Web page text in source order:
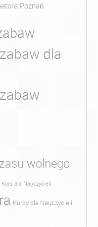
Poznań
dla
wolnego
Kurs dla Nauczycieli
Kursy dla Nauczycieli